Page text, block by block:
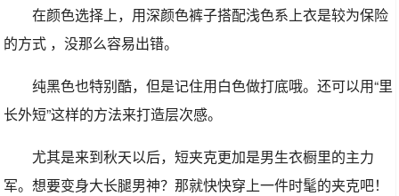
在颜色选择上，用深颜色裤子搭配浅色系上衣是较为保险
的方式 ，没那么容易出错。
纯黑色也特别酷，但是记住用白色做打底哦。还可以用“里
长外短”这样的方法来打造层次感。
尤其是来到秋天以后，短夹克更加是男生衣橱里的主力
军。想要变身大长腿男神？那就快快穿上一件时髦的夹克吧！